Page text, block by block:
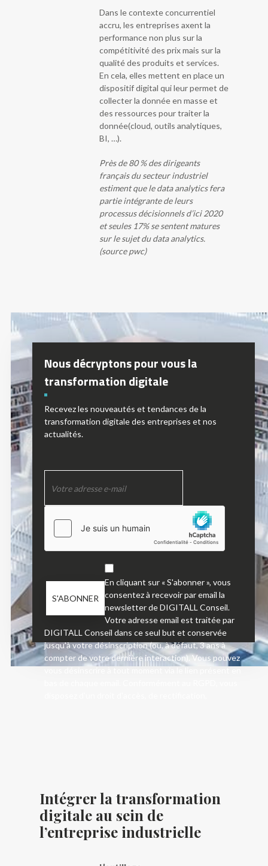
Dans le contexte concurrentiel
accru, les entreprises axent la
performance non plus sur la
compétitivité des prix mais sur la
qualité des produits et services.
En cela, elles mettent en place un
dispositif digital qui leur permet de
collecter la donnée en masse et
des ressources pour traiter la
donnée(cloud, outils analytiques,
BI, …).
Près de 80 % des dirigeants
français du secteur industriel
estiment que le data analytics fera
partie intégrante de leurs
processus décisionnels d’ici 2020
et seules 17% se sentent matures
sur le sujet du data analytics.
(source pwc)
Nous décryptons pour vous la
transformation digitale
Recevez les nouveautés et tendances de la
transformation digitale des entreprises et nos
actualités.
En cliquant sur « S'abonner », vous
consentez à recevoir par email la
newsletter de DIGITALL Conseil.
Votre adresse email est traitée par
DIGITALL Conseil dans ce seul but et conservée
jusqu'à votre désinscription (ou, à défaut, 3 ans à
compter de votre dernière interaction). Vous pouvez
Intégrer la transformation
digitale au sein de
l’entreprise industrielle